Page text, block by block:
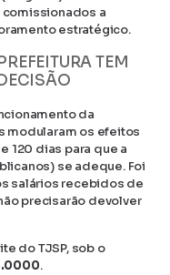
comissionados a
estratégico.
TEM
da
modularam os efeitos
120 dias para que a
se adeque. Foi
salários recebidos de
precisarão devolver
do TJSP, sob o
.